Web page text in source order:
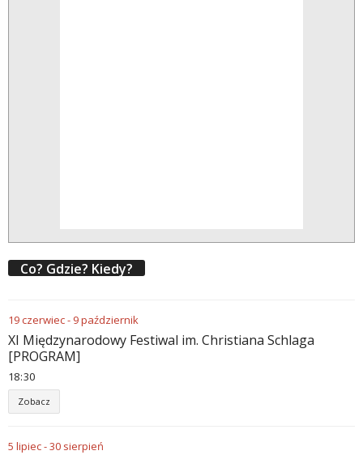
Co? Gdzie? Kiedy?
19czerwiec- 9październik
XI Międzynarodowy Festiwal im. Christiana Schlaga
[PROGRAM]
18:30
Zobacz
5 lipiec-30 sierpień